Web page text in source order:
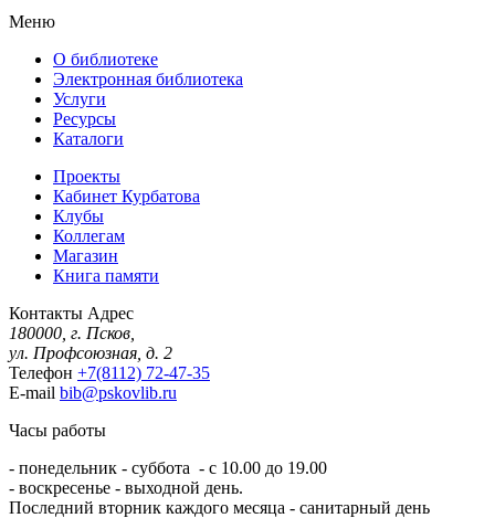
Меню
О библиотеке
Электронная библиотека
Услуги
Ресурсы
Каталоги
Проекты
Кабинет Курбатова
Клубы
Коллегам
Магазин
Книга памяти
Контакты Адрес
180000, г. Псков,
ул. Профсоюзная, д. 2
Телефон +7(8112) 72-47-35
E-mail bib@pskovlib.ru
Часы работы
- понедельник - суббота - с 10.00 до 19.00
- воскресенье - выходной день.
Последний вторник каждого месяца - санитарный день